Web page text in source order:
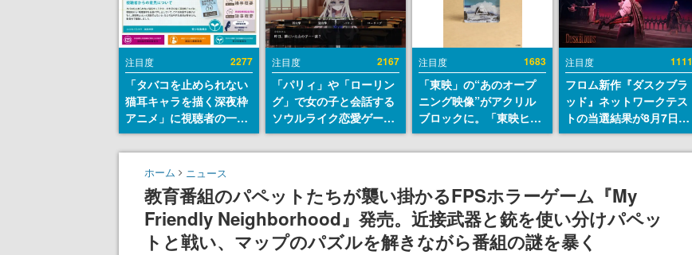
注目度 2277
「タバコを止められない
猫耳キャラを描く深夜枠
アニメ」に視聴者の一部
から批判意見。違法薬物
の使用と思しき描写も含
めて、BPOが議論を交わ
注目度 2167
「パリィ」や「ローリン
グ」で女の子と会話する
ソウルライク恋愛ゲーム
『小早川さんはソウルラ
イク』無料公開。返事に
注目度 1683
「東映」の“あのオープ
ニング映像”がアクリル
ブロックに。「東映ヒス
トリカル グッズコレクシ
ョン」が8月下旬より発
注目度 1111
フロム新作『ダスクブラ
ッド』ネットワークテス
トの当選結果が8月7日22
時に発表。応募サイトの
マイページから確認可
日～24日
ホーム ニュース
教育番組のパペットたちが襲い掛かるFPSホラーゲーム『My
Friendly Neighborhood』発売。近接武器と銃を使い分けパペッ
トと戦い、マップのパズルを解きながら番組の謎を暴く